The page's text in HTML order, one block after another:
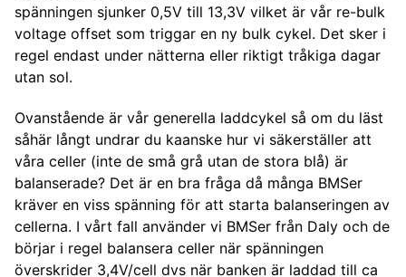
spänningen sjunker 0,5V till 13,3V vilket är vår re-bulk
voltage offset som triggar en ny bulk cykel. Det sker i
regel endast under nätterna eller riktigt tråkiga dagar
utan sol.
Ovanstående är vår generella laddcykel så om du läst
såhär långt undrar du kaanske hur vi säkerställer att
våra celler (inte de små grå utan de stora blå) är
balanserade? Det är en bra fråga då många BMSer
kräver en viss spänning för att starta balanseringen av
cellerna. I vårt fall använder vi BMSer från Daly och de
börjar i regel balansera celler när spänningen
överskrider 3,4V/cell dvs när banken är laddad till ca